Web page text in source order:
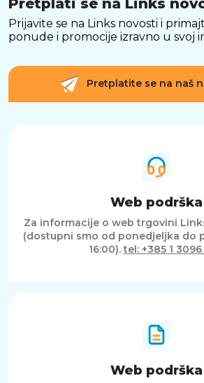
Pretplati se na Links
Prijavite se na Links novosti i
ponude i promocije izravno u svoj
Pretplatite se na naš
Web podrška
Za informacije o web trgovini
(dostupni smo od ponedjeljka do
16:00).tel: +385 1
Web podrška